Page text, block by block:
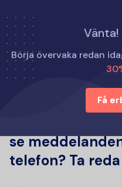
Vänta!
Börja övervaka redan
Få
Hem
Hur man gör
Finns det någon app som
någon annans telefon? Ta
se
telefon? Ta